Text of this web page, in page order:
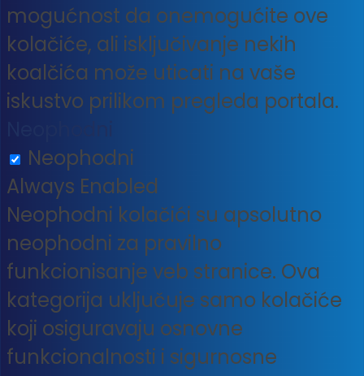
mogućnost da onemogućite ove
kolačiće, ali isključivanje nekih
koalčića može uticati na vaše
iskustvo prilikom pregleda portala.
Neophodni
Always Enabled
Neophodni kolačići su apsolutno
neophodni za pravilno
funkcionisanje veb stranice. Ova
kategorija uključuje samo kolačiće
koji osiguravaju osnovne
funkcionalnosti i sigurnosne